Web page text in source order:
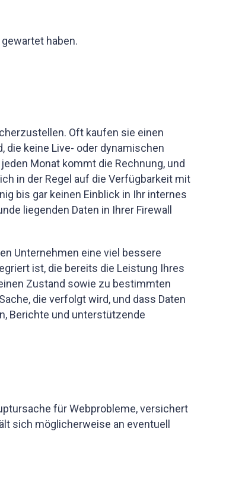
haben.
Oft kaufen sie einen
die keine Live- oder dynamischen
Monat kommt die Rechnung, und
in der Regel auf die Verfügbarkeit mit
bis gar keinen Einblick in Ihr internes
liegenden Daten in Ihrer Firewall
Unternehmen eine viel bessere
ist, die bereits die Leistung Ihres
Zustand sowie zu bestimmten
die verfolgt wird, und dass Daten
Berichte und unterstützende
für Webprobleme, versichert
sich möglicherweise an eventuell